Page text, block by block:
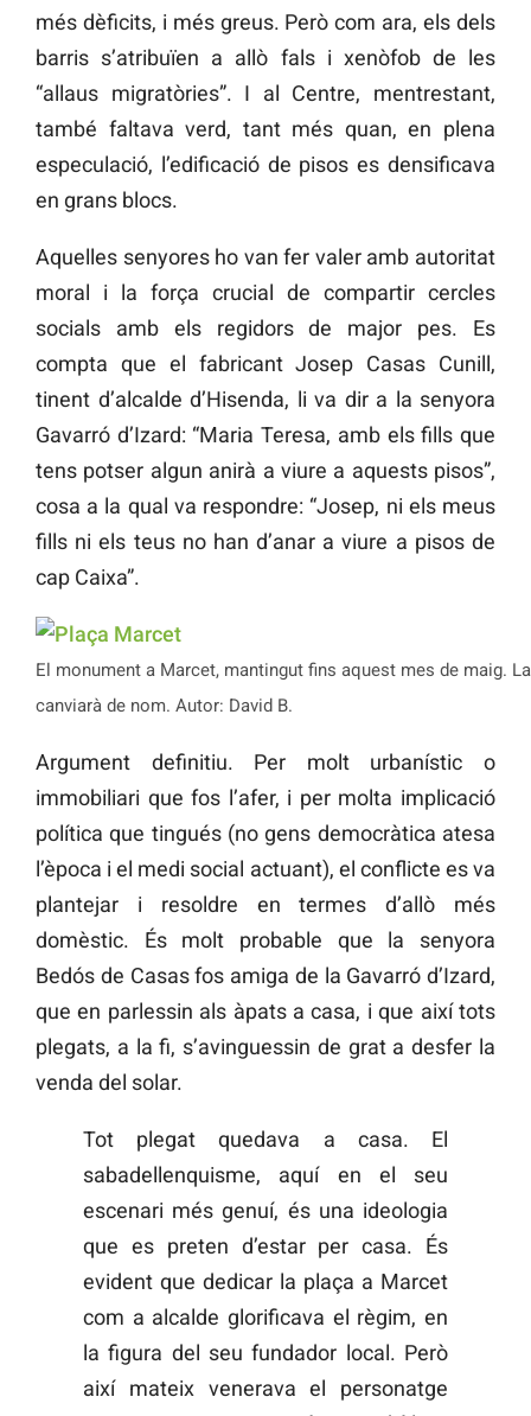
més dèficits, i més greus. Però com ara, els dels
barris s’atribuïen a allò fals i xenòfob de les
“allaus migratòries”. I al Centre, mentrestant,
també faltava verd, tant més quan, en plena
especulació, l’edificació de pisos es densificava
en grans blocs.
Aquelles senyores ho van fer valer amb autoritat
moral i la força crucial de compartir cercles
socials amb els regidors de major pes. Es
compta que el fabricant Josep Casas Cunill,
tinent d’alcalde d’Hisenda, li va dir a la senyora
Gavarró d’Izard: “Maria Teresa, amb els fills que
tens potser algun anirà a viure a aquests pisos”,
cosa a la qual va respondre: “Josep, ni els meus
fills ni els teus no han d’anar a viure a pisos de
cap Caixa”.
El monument a Marcet, mantingut fins aquest mes de maig.
canviarà de nom. Autor: David B.
Argument definitiu. Per molt urbanístic o
immobiliari que fos l’afer, i per molta implicació
política que tingués (no gens democràtica atesa
l’època i el medi social actuant), el conflicte es va
plantejar i resoldre en termes d’allò més
domèstic. És molt probable que la senyora
Bedós de Casas fos amiga de la Gavarró d’Izard,
que en parlessin als àpats a casa, i que així tots
plegats, a la fi, s’avinguessin de grat a desfer la
venda del solar.
Tot plegat quedava a casa. El
sabadellenquisme, aquí en el seu
escenari més genuí, és una ideologia
que es preten d’estar per casa. És
evident que dedicar la plaça a Marcet
com a alcalde glorificava el règim, en
la figura del seu fundador local. Però
així mateix venerava el personatge